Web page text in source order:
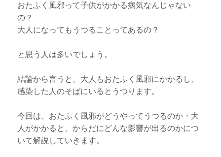
おたふく風邪って子供がかかる病気なんじゃない
の？
大人になってもうつることってあるの？
と思う人は多いでしょう。
結論から言うと、大人もおたふく風邪にかかるし、
感染した人のそばにいるとうつります。
今回は、おたふく風邪がどうやってうつるのか・大
人がかかると、からだにどんな影響が出るのかにつ
いて解説していきます。